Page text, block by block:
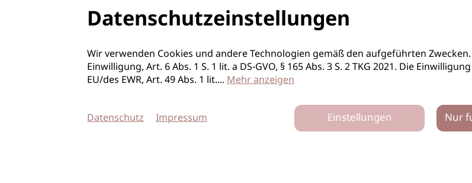
Datenschutzeinstellungen
Wir verwenden Cookies und andere Technologien gemäß den aufgeführten
Einwilligung, Art. 6 Abs. 1 S. 1 lit. a DS-GVO, § 165 Abs. 3 S. 2 TKG 2021. Die
EU/des EWR, Art. 49 Abs. 1 lit.... Mehr anzeigen
Datenschutz Impressum Einstellungen Nur